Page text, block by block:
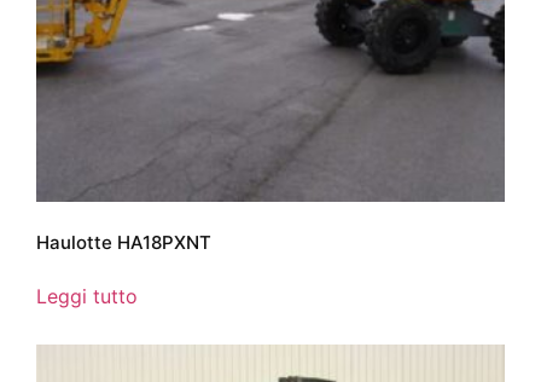
Haulotte HA18PXNT
Leggi tutto